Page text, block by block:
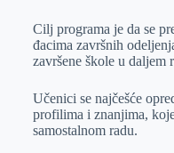
Cilj programa je da se
đacima završnih
završene škole u daljem
Učenici se najčešće
profilima i znanjima,
samostalnom radu.